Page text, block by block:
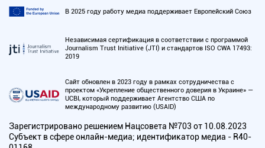
В 2025 году работу медиа поддерживает Европейский Союз
Независимая сертификация в соответствии с программой
Journalism Trust Initiative (JTI) и стандартов ISO CWA 17493:
2019
Сайт обновлен в 2023 году в рамках сотрудничества с
проектом «Укрепление общественного доверия в Украине» —
UCBI, который поддерживает Агентство США по
международному развитию (USAID)
Зарегистрировано решением Нацсовета №703 от 10.08.2023
Субъект в сфере онлайн-медиа; идентификатор медиа - R40-